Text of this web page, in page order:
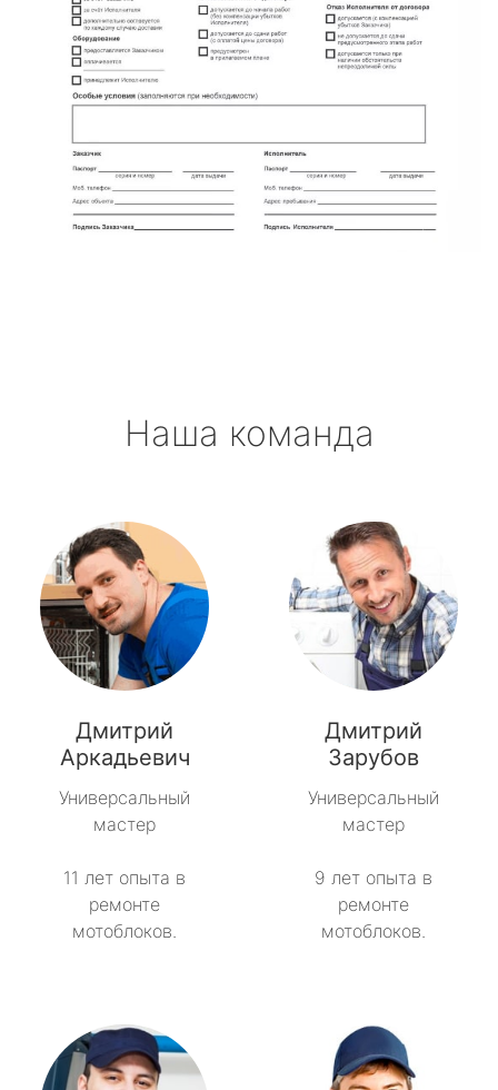
Лесогорский
Мга
Назия
Никольский
Рябово
Свирьстрой
Сиверский
Синявино
Советский
Тайцы
Толмачёво
Фёдоровское
Форносово
Наша команда
Дмитрий
Аркадьевич
Универсальный
мастер
11 лет опыта в
ремонте
мотоблоков.
Дмитрий
Зарубов
Универсальный
мастер
9 лет опыта в
ремонте
мотоблоков.